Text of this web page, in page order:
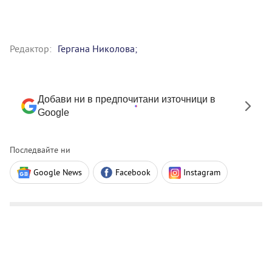
Редактор: Гергана Николова;
Добави ни в предпочитани източници в
Google
Последвайте ни
Google News Facebook Instagram